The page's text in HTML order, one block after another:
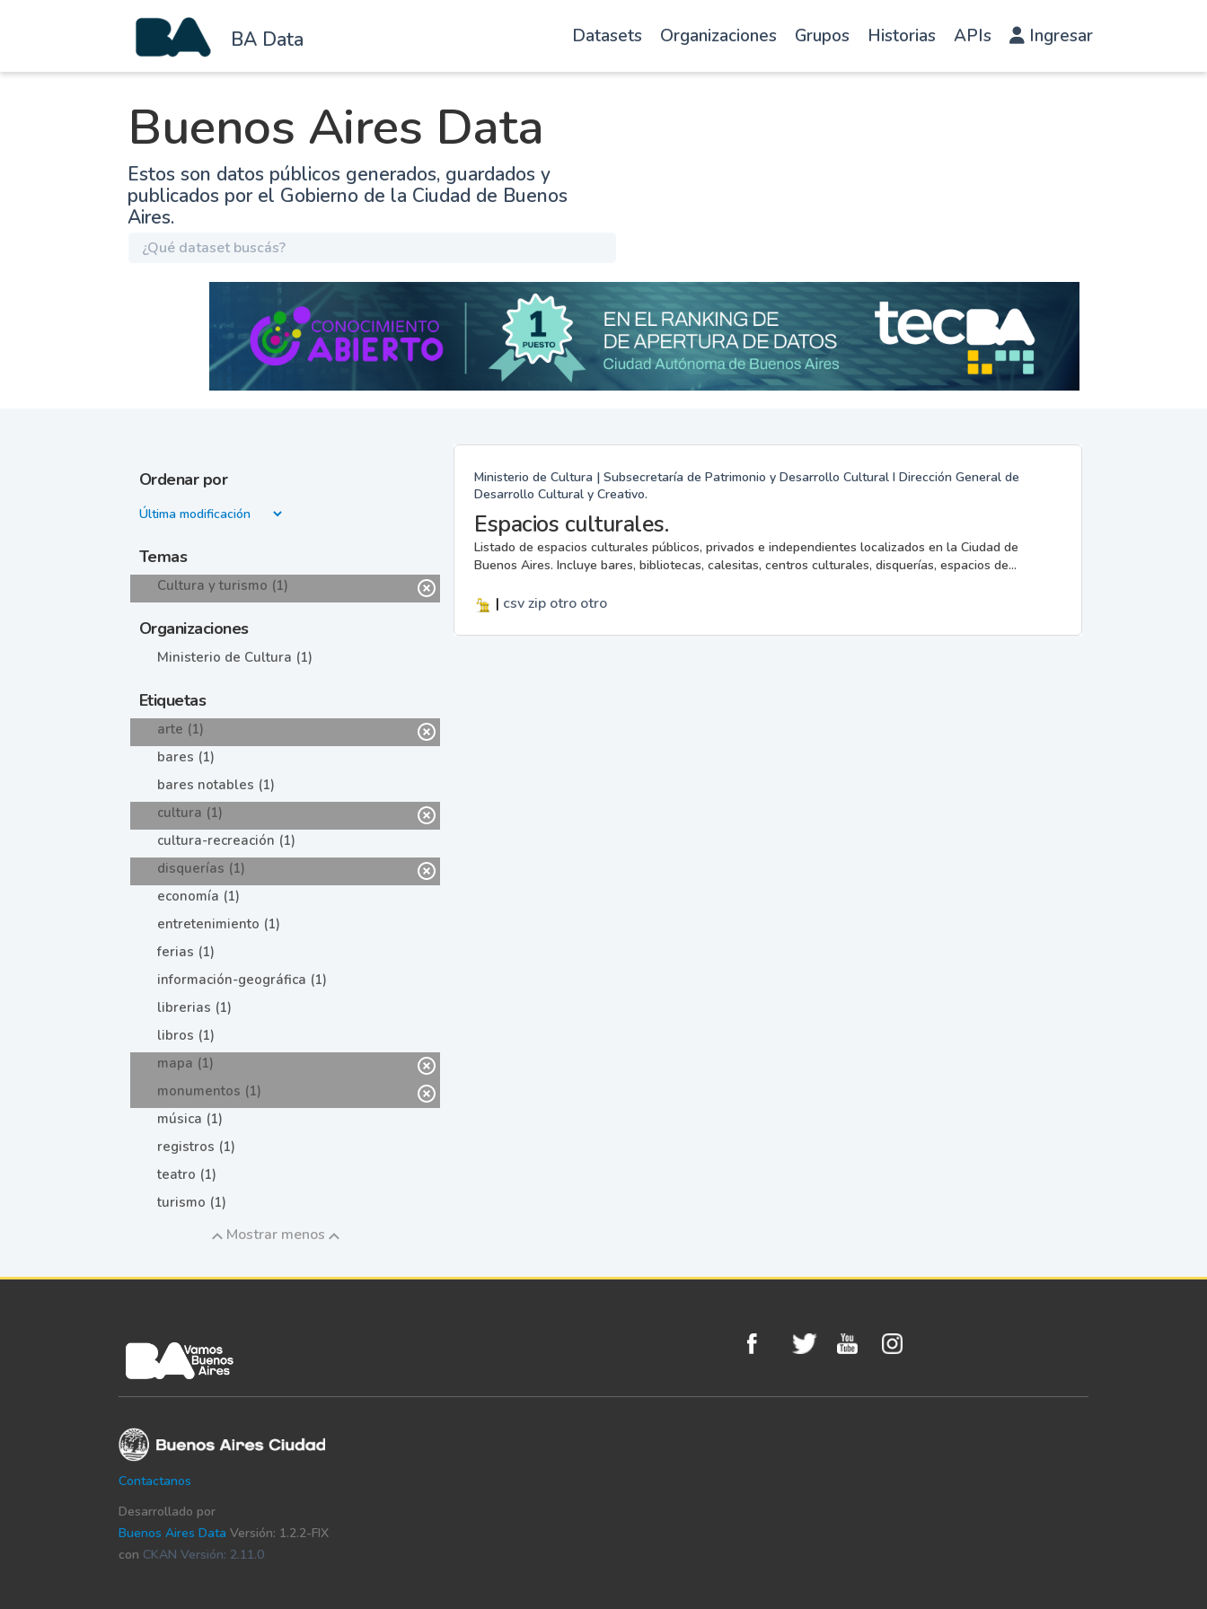
BA Data Datasets Organizaciones Grupos Historias APIs Ingresar
Buenos Aires Data
Estos son datos públicos generados, guardados y
publicados por el Gobierno de la Ciudad de Buenos
Aires.
Ordenar por
Temas
Cultura y turismo (1)
Organizaciones
Ministerio de Cultura (1)
Etiquetas
arte (1)
bares (1)
bares notables (1)
cultura (1)
cultura-recreación (1)
disquerías (1)
economía (1)
entretenimiento (1)
ferias (1)
información-geográfica (1)
librerias (1)
libros (1)
mapa (1)
monumentos (1)
música (1)
registros (1)
teatro (1)
turismo (1)
Mostrar menos
Ministerio de Cultura | Subsecretaría de Patrimonio y Desarrollo Cultural I Dirección General de
Desarrollo Cultural y Creativo.
Espacios culturales.
Listado de espacios culturales públicos, privados e independientes localizados en la Ciudad de
Buenos Aires. Incluye bares, bibliotecas, calesitas, centros culturales, disquerías, espacios de...
| csvzip otro otro
Contactanos
Desarrollado por
Buenos Aires Data Versión: 1.2.2-FIX
con CKAN Versión: 2.11.0